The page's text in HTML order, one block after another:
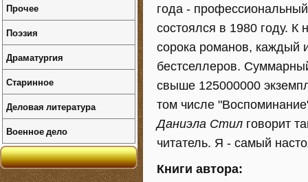
года -
состоялся в 1980 году.
сорока романов, каждый
бестселлеров.
свыше 125000000
том числе
Даниэла Стил говорит
читатель. Я - самый
Книги автора:
Прочее
Поэзия
Драматургия
Старинное
Деловая литература
Военное дело